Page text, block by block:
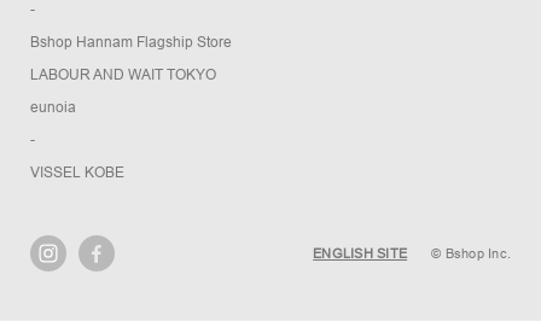
-
Bshop Hannam Flagship Store
LABOUR AND WAIT TOKYO
eunoia
-
VISSEL KOBE
ENGLISH SITE © Bshop Inc.